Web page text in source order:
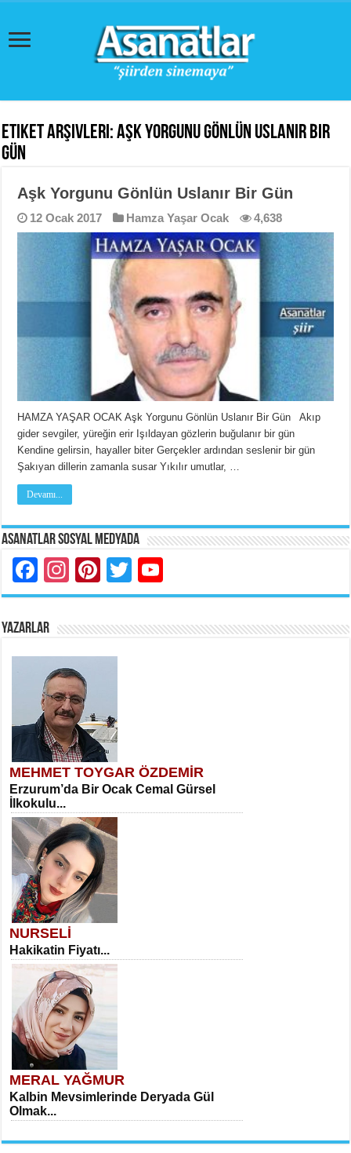
Etiket Arşivleri:Aşk Yorgunu Gönlün Uslanır Bir
Gün
Aşk Yorgunu Gönlün Uslanır Bir Gün
12 Ocak 2017 Hamza Yaşar Ocak 4,638
HAMZA YAŞAR OCAK Aşk Yorgunu Gönlün Uslanır Bir Gün Akıp
gider sevgiler, yüreğin erir Işıldayan gözlerin buğulanır bir gün
Kendine gelirsin, hayaller biter Gerçekler ardından seslenir bir gün
Şakıyan dillerin zamanla susar Yıkılır umutlar, …
Devamı...
Asanatlar Sosyal Medyada
Facebook
Instagram
Pinterest
Twitter
YAZARLAR
MEHMET TOYGAR ÖZDEMİR
Erzurum’da Bir Ocak Cemal Gürsel
İlkokulu...
NURSELİ
Hakikatin Fiyatı...
MERAL YAĞMUR
Kalbin Mevsimlerinde Deryada Gül
Olmak...